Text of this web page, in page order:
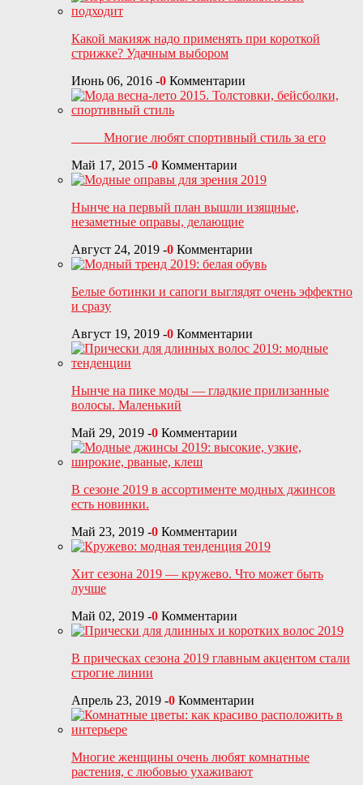
Какой макияж надо применять при короткой
стрижке? Удачным выбором
Июнь 06, 2016 -0 Комментарии
Многие любят спортивный стиль за его
Май 17, 2015 -0 Комментарии
Нынче на первый план вышли изящные,
незаметные оправы, делающие
Август 24, 2019 -0 Комментарии
Белые ботинки и сапоги выглядят очень эффектно
и сразу
Август 19, 2019 -0 Комментарии
Нынче на пике моды — гладкие прилизанные
волосы. Маленький
Май 29, 2019 -0 Комментарии
В сезоне 2019 в ассортименте модных джинсов
есть новинки.
Май 23, 2019 -0 Комментарии
Хит сезона 2019 — кружево. Что может быть
лучше
Май 02, 2019 -0 Комментарии
В прическах сезона 2019 главным акцентом стали
строгие линии
Апрель 23, 2019 -0 Комментарии
Многие женщины очень любят комнатные
растения, с любовью ухаживают